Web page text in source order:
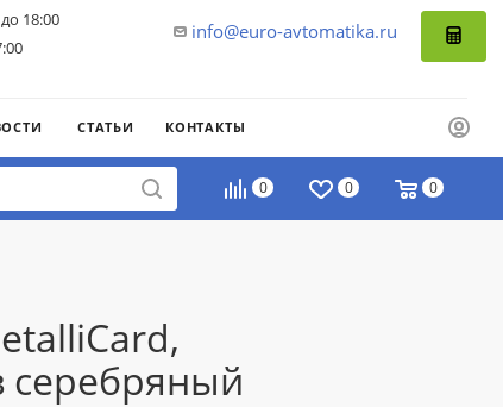
info@euro-avtomatika.ru
18:00
СТАТЬИ КОНТАКТЫ
0 0 0
серебряный